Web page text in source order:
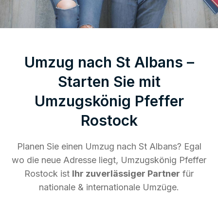
Umzug nach St Albans –
Starten Sie mit
Umzugskönig Pfeffer
Rostock
Planen Sie einen Umzug nach St Albans? Egal
wo die neue Adresse liegt, Umzugskönig Pfeffer
Rostock ist Ihr zuverlässiger Partner für
nationale & internationale Umzüge.